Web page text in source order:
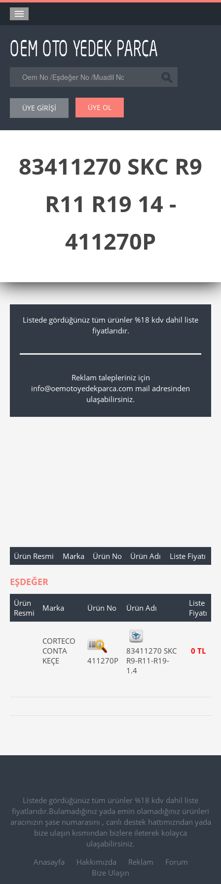
Orjinal Yedek Parça
Eşdeğer Muadil Yedek Parça
Şase Numarası VIN Yedekparça Sorgulama
Hakkımızda
Forum
ÜYE GİRİŞİ ÜYE OL
83411270 SKC R9
R11 R19 14 -
411270P
Listede gördüğünüz tüm ürünler %18 kdv dahil liste
fiyatlarıdır.
Reklam talepleriniz için
info@oemotoyedekparca.com mail adresinden
ulaşabilirsiniz.
Ürün Resmi Marka Ürün No Ürün Adı Liste Fiyatı
EŞDEĞER
Ürün
Resmi
Marka Ürün No Ürün Adı
Liste
Fiyatı
CORTECO
CONTA
KEÇE
411270P
83411270 SKC
R9-R11-R19-
1.4
0 TL
Listede gördüğünüz tüm ürünler %18 kdv dahil liste
fiyatlarıdır.Bulamadığınız yada emin olamadığınız ürünleri
aracınızın şase numarasını , canlı destek hattımızndan yada
bize ulaşın kısmından bizlere ileterek kolayca
ulaşabilirsiniz.
Anasayfa
Hakkımızda Reklam
Forum
Bize Ulaşın